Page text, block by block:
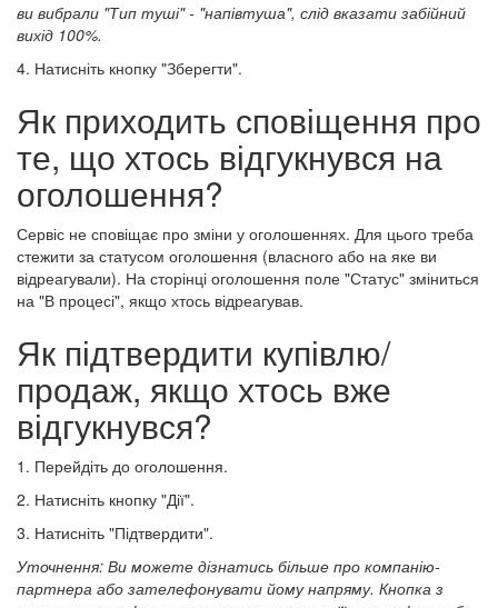
ви вибрали "Тип туші" - "напівтуша", слід вказати забійний
вихід 100%.
4. Натисніть кнопку "Зберегти".
Як приходить сповіщення про
те, що хтось відгукнувся на
оголошення?
Сервіс не сповіщає про зміни у оголошеннях. Для цього треба
стежити за статусом оголошення (власного або на яке ви
відреагували). На сторінці оголошення поле "Статус" зміниться
на "В процесі", якщо хтось відреагував.
Як підтвердити купівлю/
продаж, якщо хтось вже
відгукнувся?
1. Перейдіть до оголошення.
2. Натисніть кнопку "Дії".
3. Натисніть "Підтвердити".
Уточнення: Ви можете дізнатись більше про компанію-
партнера або зателефонувати йому напряму. Кнопка з